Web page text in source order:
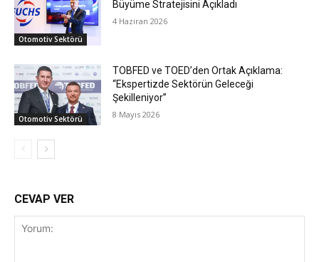
Otomotiv Sektörü
Büyüme Stratejisini Açıkladı
4 Haziran 2026
Otomotiv Sektörü
TOBFED ve TOED’den Ortak Açıklama:
“Ekspertizde Sektörün Geleceği
Şekilleniyor”
8 Mayıs 2026
CEVAP VER